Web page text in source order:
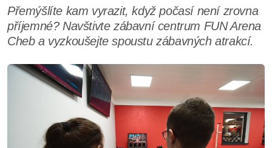
Přemýšlíte kam vyrazit, když počasí není zrovna
příjemné? Navštivte zábavní centrum FUN Arena
Cheb a vyzkoušejte spoustu zábavných atrakcí.